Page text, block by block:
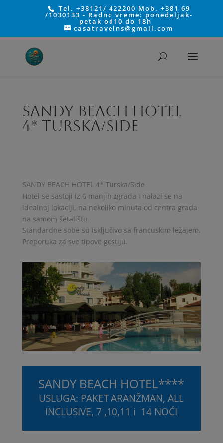
Tel. +38121/ 422200 Mob. +381 69
/1030133 - Radno vreme: ponedeljak-
petak od10 do 18h
casatravelns@gmail.com
SANDY BEACH HOTEL
4* Turska/Side
SANDY BEACH HOTEL 4* Turska/Side
Hotel se sastoji iz 6 manjih zgrada i nalazi se na
idealnoj lokaciji, na nekoliko minuta od centra grada
na samom šetalištu.
Standardne sobe su isključivo sa francuskim ležajem.
Preporuka za sve tipove gostiju.
SANDY BEACH HOTEL****
USLUGA: PAKET ARANŽMAN, ALL
INCLUSIVE, 7 ,10,11 i 14 NOĆI